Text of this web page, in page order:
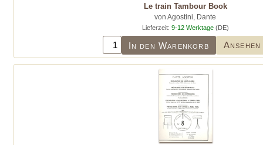
Le train Tambour Book
von Agostini, Dante
Lieferzeit: 9-12 Werktage(DE)
In den Warenkorb Ansehen